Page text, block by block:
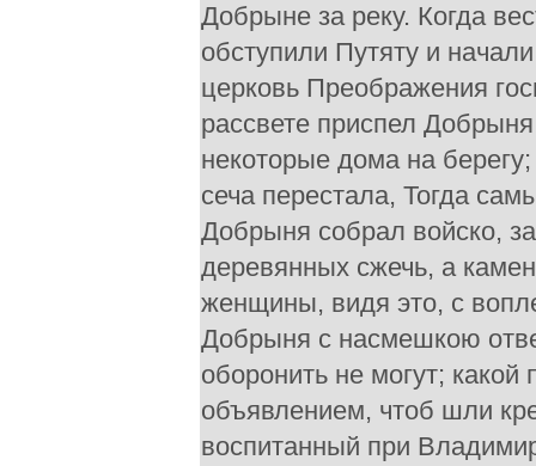
Добрыне за реку. Когда
обступили Путяту и
церковь Преображения
рассвете приспел
некоторые дома на
сеча перестала, Тогда
Добрыня собрал войско,
деревянных сжечь, а
женщины, видя это, с
Добрыня с насмешкою
оборонить не могут;
объявлением, чтоб шли
воспитанный при